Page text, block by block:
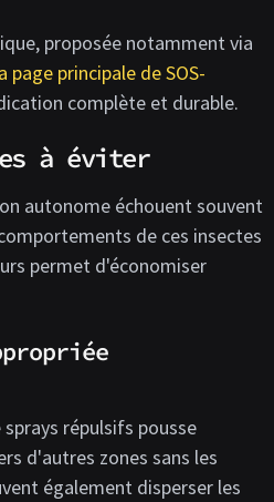
proposée notamment via
page principale de SOS-
complète et durable.
à éviter
autonome échouent souvent
de ces insectes
permet d'économiser
répulsifs pousse
d'autres zones sans les
également disperser les